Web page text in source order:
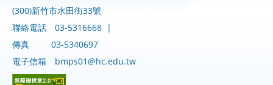
(300)新竹市水田街33號
聯絡電話
03-5316668 |
傳真
03-5340697
電子信箱
bmps01@hc.edu.tw